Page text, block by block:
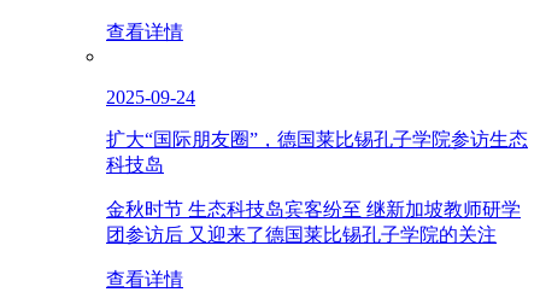
查看详情
2025-09-24
扩大“国际朋友圈”，德国莱比锡孔子学院参访生态
科技岛
金秋时节 生态科技岛宾客纷至 继新加坡教师研学
团参访后 又迎来了德国莱比锡孔子学院的关注
查看详情